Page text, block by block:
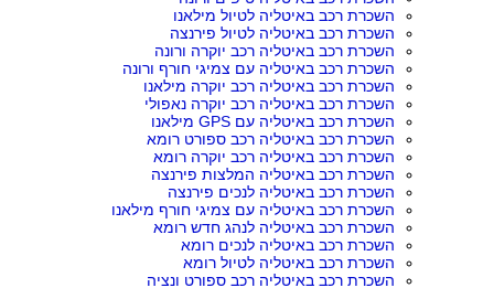
השכרת רכב באיטליה לטיול מילאנו
השכרת רכב באיטליה לטיול פירנצה
השכרת רכב באיטליה רכב יוקרה ורונה
השכרת רכב באיטליה עם צמיגי חורף ורונה
השכרת רכב באיטליה רכב יוקרה מילאנו
השכרת רכב באיטליה רכב יוקרה נאפולי
השכרת רכב באיטליה עם GPS מילאנו
השכרת רכב באיטליה רכב ספורט רומא
השכרת רכב באיטליה רכב יוקרה רומא
השכרת רכב באיטליה המלצות פירנצה
השכרת רכב באיטליה לנכים פירנצה
השכרת רכב באיטליה עם צמיגי חורף מילאנו
השכרת רכב באיטליה לנהג חדש רומא
השכרת רכב באיטליה לנכים רומא
השכרת רכב באיטליה לטיול רומא
השכרת רכב באיטליה רכב ספורט ונציה